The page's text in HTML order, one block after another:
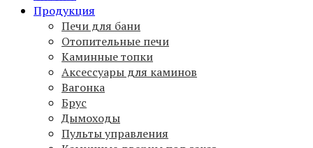
аксессуары
Продукция
Печи для бани
Отопительные печи
Каминные топки
Аксессуары для каминов
Вагонка
Брус
Дымоходы
Пульты управления